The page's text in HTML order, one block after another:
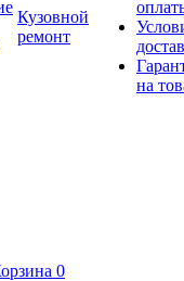
Кузовной
ремонт
на
0